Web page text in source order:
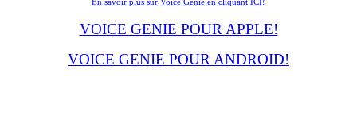
En savoir plus sur Voice Genie en cliquant ICI!
VOICE GENIE POUR APPLE!
VOICE GENIE POUR ANDROID!